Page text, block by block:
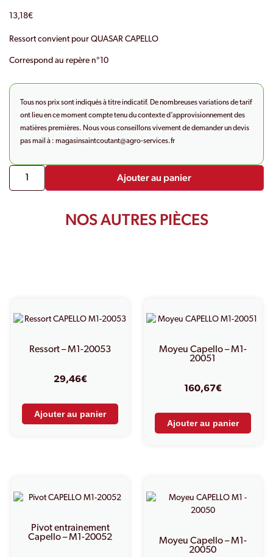
13,18€
Ressort convient pour QUASAR CAPELLO
Correspond au repère n°10
Tous nos prix sont indiqués à titre indicatif. De nombreuses variations de tarif
ont lieu en ce moment compte tenu du contexte d’approvisionnement des
matières premières. Nous vous conseillons vivement de demander un devis
pas mail à : magasinsaintcoutant@agro-services.fr
Ajouter au panier
NOS AUTRES PIÈCES
Ressort – M1-20053
29,46€
Ajouter au panier
Moyeu Capello – M1-
20051
160,67€
Ajouter au panier
Pivot entrainement
Capello – M1-20052
Moyeu Capello – M1-
20050